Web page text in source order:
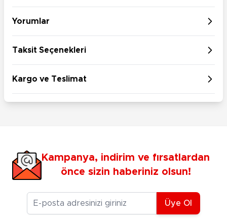
Yorumlar
Taksit Seçenekleri
Kargo ve Teslimat
Kampanya, indirim ve fırsatlardan
önce sizin haberiniz olsun!
E-posta Adresiniz
Üye Ol